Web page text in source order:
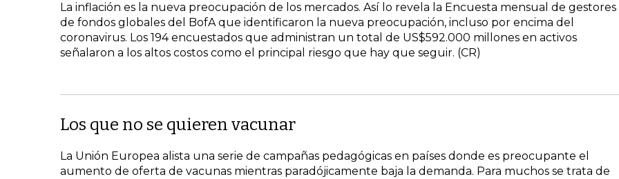
La inflación es la nueva preocupación de los mercados. Así lo revela la Encuesta mensual de gestores
de fondos globales del BofA que identificaron la nueva preocupación, incluso por encima del
coronavirus. Los 194 encuestados que administran un total de US$592.000 millones en activos
señalaron a los altos costos como el principal riesgo que hay que seguir. (CR)
Los que no se quieren vacunar
La Unión Europea alista una serie de campañas pedagógicas en países donde es preocupante el
aumento de oferta de vacunas mientras paradójicamente baja la demanda. Para muchos se trata de